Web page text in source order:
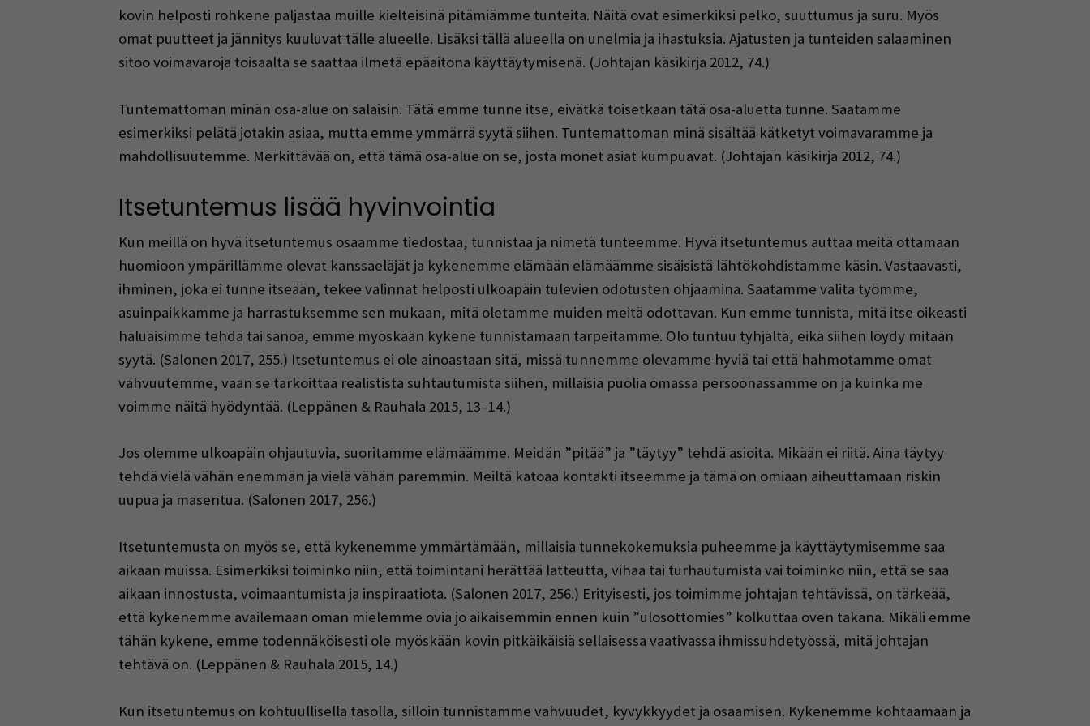
kovin helposti rohkene paljastaa muille kielteisinä pitämiämme tunteita. Näitä ovat esimerkiksi pelko, suuttumus ja suru. Myös
omat puutteet ja jännitys kuuluvat tälle alueelle. Lisäksi tällä alueella on unelmia ja ihastuksia. Ajatusten ja tunteiden salaaminen
sitoo voimavaroja toisaalta se saattaa ilmetä epäaitona käyttäytymisenä. (Johtajan käsikirja 2012, 74.)
Tuntemattoman minän osa-alue on salaisin. Tätä emme tunne itse, eivätkä toisetkaan tätä osa-aluetta tunne. Saatamme
esimerkiksi pelätä jotakin asiaa, mutta emme ymmärrä syytä siihen. Tuntemattoman minä sisältää kätketyt voimavaramme ja
mahdollisuutemme. Merkittävää on, että tämä osa-alue on se, josta monet asiat kumpuavat. (Johtajan käsikirja 2012, 74.)
Itsetuntemus lisää hyvinvointia
Kun meillä on hyvä itsetuntemus osaamme tiedostaa, tunnistaa ja nimetä tunteemme. Hyvä itsetuntemus auttaa meitä ottamaan
huomioon ympärillämme olevat kanssaeläjät ja kykenemme elämään elämäämme sisäisistä lähtökohdistamme käsin. Vastaavasti,
ihminen, joka ei tunne itseään, tekee valinnat helposti ulkoapäin tulevien odotusten ohjaamina. Saatamme valita työmme,
asuinpaikkamme ja harrastuksemme sen mukaan, mitä oletamme muiden meitä odottavan. Kun emme tunnista, mitä itse oikeasti
haluaisimme tehdä tai sanoa, emme myöskään kykene tunnistamaan tarpeitamme. Olo tuntuu tyhjältä, eikä siihen löydy mitään
syytä. (Salonen 2017, 255.) Itsetuntemus ei ole ainoastaan sitä, missä tunnemme olevamme hyviä tai että hahmotamme omat
vahvuutemme, vaan se tarkoittaa realistista suhtautumista siihen, millaisia puolia omassa persoonassamme on ja kuinka me
voimme näitä hyödyntää. (Leppänen & Rauhala 2015, 13–14.)
Jos olemme ulkoapäin ohjautuvia, suoritamme elämäämme. Meidän ”pitää” ja ”täytyy” tehdä asioita. Mikään ei riitä. Aina täytyy
tehdä vielä vähän enemmän ja vielä vähän paremmin. Meiltä katoaa kontakti itseemme ja tämä on omiaan aiheuttamaan riskin
uupua ja masentua. (Salonen 2017, 256.)
Itsetuntemusta on myös se, että kykenemme ymmärtämään, millaisia tunnekokemuksia puheemme ja käyttäytymisemme saa
aikaan muissa. Esimerkiksi toiminko niin, että toimintani herättää latteutta, vihaa tai turhautumista vai toiminko niin, että se saa
aikaan innostusta, voimaantumista ja inspiraatiota. (Salonen 2017, 256.) Erityisesti, jos toimimme johtajan tehtävissä, on tärkeää,
että kykenemme availemaan oman mielemme ovia jo aikaisemmin ennen kuin ”ulosottomies” kolkuttaa oven takana. Mikäli emme
tähän kykene, emme todennäköisesti ole myöskään kovin pitkäikäisiä sellaisessa vaativassa ihmissuhdetyössä, mitä johtajan
tehtävä on. (Leppänen & Rauhala 2015, 14.)
Kun itsetuntemus on kohtuullisella tasolla, silloin tunnistamme vahvuudet, kyvykkyydet ja osaamisen. Kykenemme kohtaamaan ja